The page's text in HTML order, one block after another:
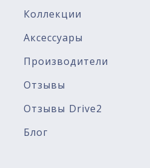
Коллекции
Аксессуары
Производители
Отзывы
Отзывы Drive2
Блог